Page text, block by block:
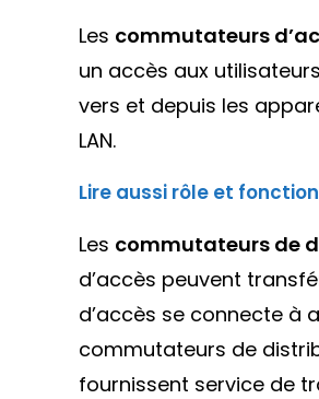
Les commutateurs
un accès aux
vers et depuis les
LAN.
Lire aussi rôle et
Les commutateurs de
d’accès peuvent
d’accès se connecte à
commutateurs de
fournissent service de